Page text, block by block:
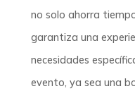
no solo ahorra
garantiza una
necesidades
evento, ya sea una